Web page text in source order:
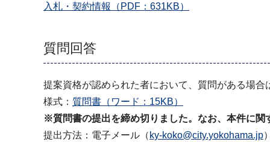
入札・契約情報（PDF：631KB）
質問回答
提案資格が認められた者において、質問がある場合
様式： 質問書（ワード：15KB）
※質問書の提出を締め切りました。なお、本件に関
提出方法：電子メール（ ky-koko@city.yokohama.jp）